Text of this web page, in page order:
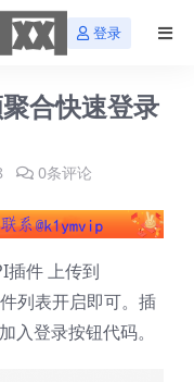
登录
合快速登录
0条评论
插件 上传到
列表开启即可。插
入登录按钮代码。